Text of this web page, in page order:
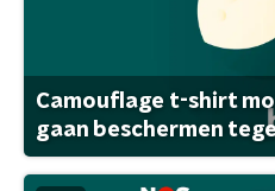
Camouflage t-shirt
gaan beschermen